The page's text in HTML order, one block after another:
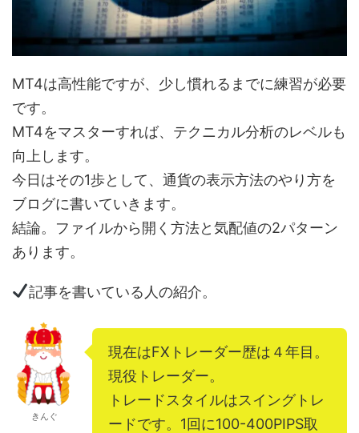
MT4は高性能ですが、少し慣れるまでに練習が必要
です。
MT4をマスターすれば、テクニカル分析のレベルも
向上します。
今日はその1歩として、通貨の表示方法のやり方を
ブログに書いていきます。
結論。ファイルから開く方法と気配値の2パターン
あります。
記事を書いている人の紹介。
きんぐ
現在はFXトレーダー歴は４年目。
現役トレーダー。
トレードスタイルはスイングトレ
ードです。1回に100-400PIPS取